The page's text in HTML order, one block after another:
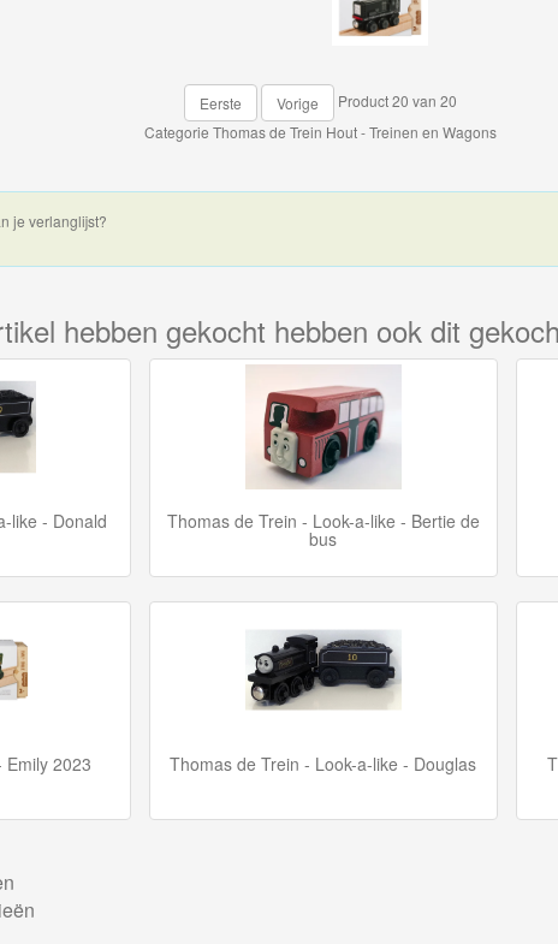
Eerste
Vorige
Product 20 van 20
Categorie Thomas de Trein Hout - Treinen en Wagons
je verlanglijst?
hebben gekocht hebben ook dit
like - Donald Thomas de Trein - Look-a-like - Bertie de
bus
Emily 2023 Thomas de Trein - Look-a-like - Douglas